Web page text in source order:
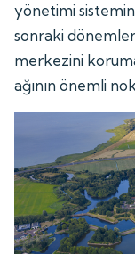
yönetimi
sonraki
merkezini
ağının önemli